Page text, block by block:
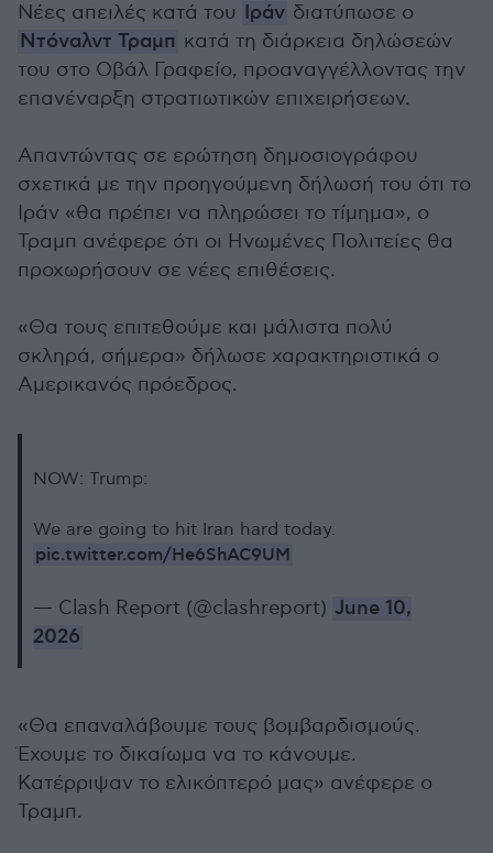
Νέες απειλές κατά του Ιράν διατύπωσε ο
Ντόναλντ Τραμπ κατά τη διάρκεια δηλώσεών
του στο Οβάλ Γραφείο, προαναγγέλλοντας την
επανέναρξη στρατιωτικών επιχειρήσεων.
Απαντώντας σε ερώτηση δημοσιογράφου
σχετικά με την προηγούμενη δήλωσή του ότι το
Ιράν «θα πρέπει να πληρώσει το τίμημα», ο
Τραμπ ανέφερε ότι οι Ηνωμένες Πολιτείες θα
προχωρήσουν σε νέες επιθέσεις.
«Θα τους επιτεθούμε και μάλιστα πολύ
σκληρά, σήμερα» δήλωσε χαρακτηριστικά ο
Αμερικανός πρόεδρος.
NOW: Trump:
We are going to hit Iran hard today.
pic.twitter.com/He6ShAC9UM
— Clash Report (@clashreport) June 10,
2026
«Θα επαναλάβουμε τους βομβαρδισμούς.
Έχουμε το δικαίωμα να το κάνουμε.
Κατέρριψαν το ελικόπτερό μας» ανέφερε ο
Τραμπ.